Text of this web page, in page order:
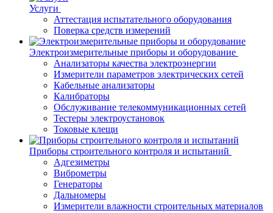
Услуги
Аттестация испытательного оборудования
Поверка средств измерений
Электроизмерительные приборы и оборудование
Анализаторы качества электроэнергии
Измерители параметров электрических сетей
Кабельные анализаторы
Калибраторы
Обслуживание телекоммуникационных сетей
Тестеры электроустановок
Токовые клещи
Приборы строительного контроля и испытаний
Адгезиметры
Виброметры
Генераторы
Дальномеры
Измерители влажности строительных материалов